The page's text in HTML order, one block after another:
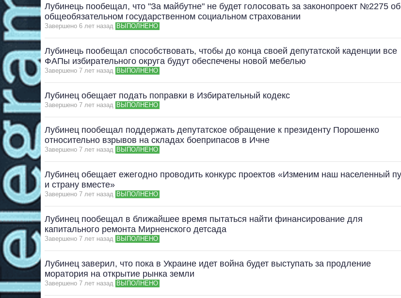
Лубинець пообещал, что "За майбутне" не будет голосовать за законопроект №2275 об
общеобязательном государственном социальном страховании
Завершено 6 лет назад ВЫПОЛНЕНО
Лубинець пообещал способствовать, чтобы до конца своей депутатской каденции все
ФАПы избирательного округа будут обеспечены новой мебелью
Завершено 7 лет назад ВЫПОЛНЕНО
Лубинец обещает подать поправки в Избирательный кодекс
Завершено 7 лет назад ВЫПОЛНЕНО
Лубинец пообещал поддержать депутатское обращение к президенту Порошенко
относительно взрывов на складах боеприпасов в Ичне
Завершено 7 лет назад ВЫПОЛНЕНО
Лубинец обещает ежегодно проводить конкурс проектов «Изменим наш населенный
и страну вместе»
Завершено 7 лет назад ВЫПОЛНЕНО
Лубинец пообещал в ближайшее время пытаться найти финансирование для
капитального ремонта Мирненского детсада
Завершено 7 лет назад ВЫПОЛНЕНО
Лубинец заверил, что пока в Украине идет война будет выступать за продление
моратория на открытие рынка земли
Завершено 7 лет назад ВЫПОЛНЕНО